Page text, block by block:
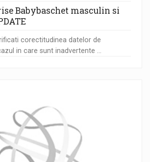
Babybaschet masculin si
corectitudinea datelor de
in care sunt inadvertente ...